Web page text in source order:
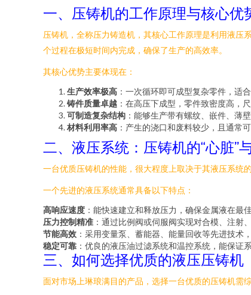
一、压铸机的工作原理与核心优
压铸机，全称压力铸造机，其核心工作原理是利用液压
个过程在极短时间内完成，确保了生产的高效率。
其核心优势主要体现在：
生产效率极高 ：一次循环即可成型复杂零件，适合
铸件质量卓越 ：在高压下成型，零件致密度高，
可制造复杂结构 ：能够生产带有螺纹、嵌件、薄
材料利用率高 ：产生的浇口和废料较少，且通常
二、液压系统：压铸机的“心脏”
一台优质压铸机的性能，很大程度上取决于其液压系统
一个先进的液压系统通常具备以下特点：
高响应速度 ：能快速建立和释放压力，确保金属液在最
压力控制精准 ：通过比例阀或伺服阀实现对合模、注射
节能高效 ：采用变量泵、蓄能器、能量回收等先进技术
稳定可靠 ：优良的液压油过滤系统和温控系统，能保证
三、如何选择优质的液压压铸机
面对市场上琳琅满目的产品，选择一台优质的压铸机需